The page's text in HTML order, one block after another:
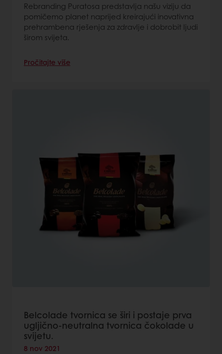
Rebranding Puratosa predstavlja našu viziju da
pomičemo planet naprijed kreirajući inovativna
prehrambena rješenja za zdravlje i dobrobit ljudi
širom svijeta.
Pročitajte više
Belcolade tvornica se širi i postaje prva
ugljično-neutralna tvornica čokolade u
svijetu.
8 nov 2021